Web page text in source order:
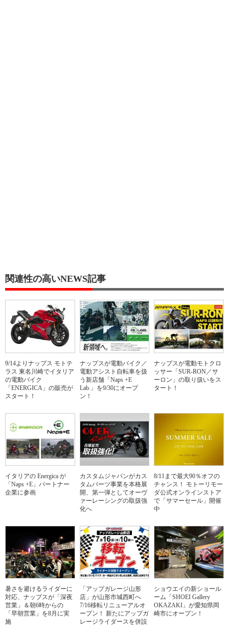
関連性の高いNEWS記事
9/14よりナップス モトテ
ラス 東名川崎でイタリア
の電動バイク
「ENERGICA」の販売が
スタート！
ナップスが電動バイク／
電動アシスト自転車を扱
う新店舗「Naps +E
Lab.」を9/30にオープ
ン！
ナップスが電動モトクロ
ッサー「SUR-RON／サ
ーロン」の取り扱いをス
タート！
イタリアの Energica が
「Naps +E」パートナー
企業に参画
カスタムジャパンがカス
タムパーツ事業を本格展
開、第一弾としてオーヴ
ァーレーシングの取扱強
化へ
8/11まで最大90％オフの
チャンス！ モトーリモー
ダ公式オンラインストア
で「サマーセール」開催
中
暑さを避けるライダーに
対応、ナップスが「深夜
営業」＆朝6時からの
「早朝営業」を8月に実
施
「アップガレージ山形
店」が山形市城西町へ
7/16移転リニューアルオ
ープン！ 新たにアップガ
レージライダースを併設
ショウエイの新ショール
ーム「SHOEI Gallery
OKAZAKI」が愛知県岡
崎市にオープン！